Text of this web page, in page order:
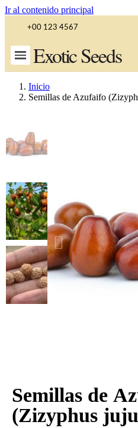
Ir al contenido principal
+00 123 4567
Exotic Seeds
Inicio
Semillas de Azufaifo
Semillas de
(Zizyphus